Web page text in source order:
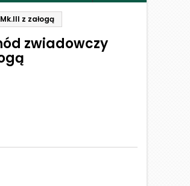
z załogą
zwiadowczy